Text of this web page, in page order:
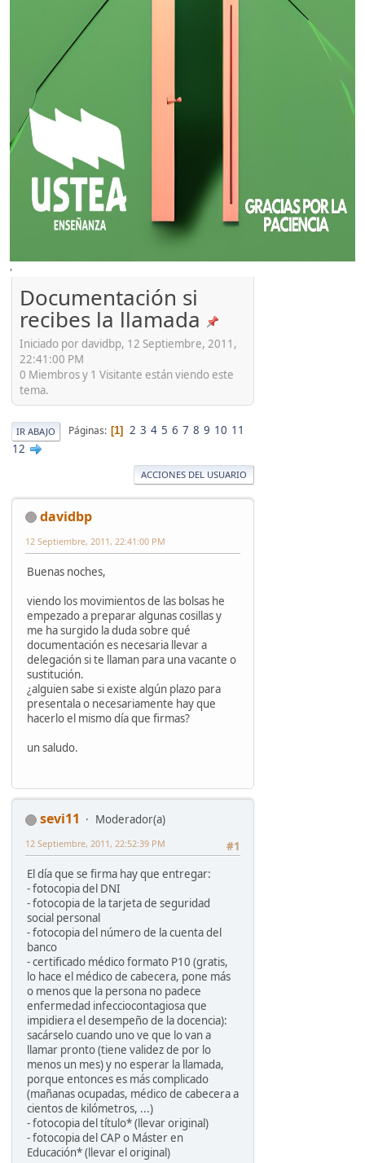
'
Documentación si
recibes la llamada
Iniciado por davidbp, 12 Septiembre, 2011,
22:41:00 PM
0 Miembros y 1 Visitante están viendo este
tema.
IR ABAJO Páginas 1 2 3 4 5 6 7 8 9 10 11
12
ACCIONES DEL USUARIO
davidbp
12 Septiembre, 2011, 22:41:00 PM
Buenas noches,
viendo los movimientos de las bolsas he
empezado a preparar algunas cosillas y
me ha surgido la duda sobre qué
documentación es necesaria llevar a
delegación si te llaman para una vacante o
sustitución.
¿alguien sabe si existe algún plazo para
presentala o necesariamente hay que
hacerlo el mismo día que firmas?
un saludo.
sevi11
Moderador(a)
#1
12 Septiembre, 2011, 22:52:39 PM
El día que se firma hay que entregar:
- fotocopia del DNI
- fotocopia de la tarjeta de seguridad
social personal
- fotocopia del número de la cuenta del
banco
- certificado médico formato P10 (gratis,
lo hace el médico de cabecera, pone más
o menos que la persona no padece
enfermedad infecciocontagiosa que
impidiera el desempeño de la docencia):
sacárselo cuando uno ve que lo van a
llamar pronto (tiene validez de por lo
menos un mes) y no esperar la llamada,
porque entonces es más complicado
(mañanas ocupadas, médico de cabecera a
cientos de kilómetros, ...)
- fotocopia del título* (llevar original)
- fotocopia del CAP o Máster en
Educación* (llevar el original)